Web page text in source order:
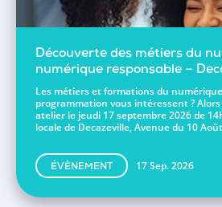
Découverte des métiers du
numérique responsable –
Les métiers et formations du
programmation vous intéressent ?
atelier le jeudi 17 septembre 2026 de
locale de Decazeville, Avenue du 10
ÉVÈNEMENT 17 Sep. 2026